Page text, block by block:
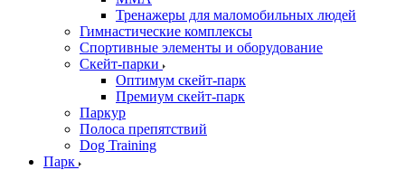
Тренажеры для маломобильных людей
Гимнастические комплексы
Спортивные элементы и оборудование
Скейт-парки
Оптимум скейт-парк
Премиум скейт-парк
Паркур
Полоса препятствий
Dog Training
Парк